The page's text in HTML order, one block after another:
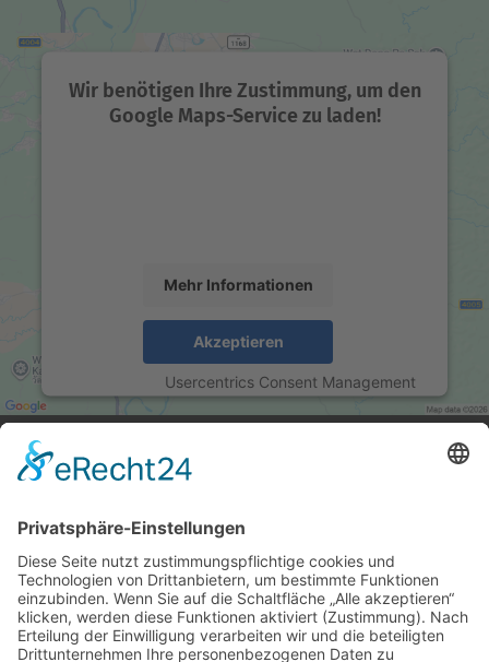
Wir benötigen Ihre Zustimmung, um den
Google Maps-Service zu laden!
Mehr Informationen
Akzeptieren
Usercentrics Consent Management
Platform&eRecht24
ANSCHRIFT
Bayreuther Str. 14
95615 Marktredwitz
KONTAKT